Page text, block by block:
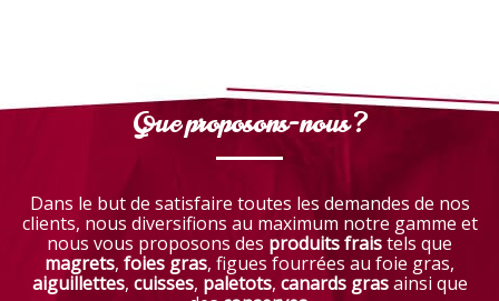
Que proposons-nous ?
Dans le but de satisfaire toutes les demandes de nos
clients, nous diversifions au maximum notre gamme et
nous vous proposons des produits fraistels que
magrets, foies gras, figues fourrées au foie gras,
aiguillettes, cuisses, paletots, canards grasainsi que